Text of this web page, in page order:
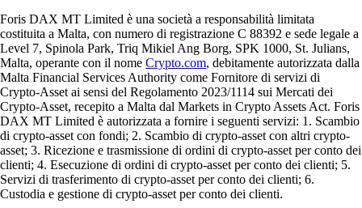
Foris DAX MT Limited è una società a responsabilità limitata
costituita a Malta, con numero di registrazione C 88392 e sede legale a
Level 7, Spinola Park, Triq Mikiel Ang Borg, SPK 1000, St. Julians,
Malta, operante con il nome Crypto.com, debitamente autorizzata dalla
Malta Financial Services Authority come Fornitore di servizi di
Crypto-Asset ai sensi del Regolamento 2023/1114 sui Mercati dei
Crypto-Asset, recepito a Malta dal Markets in Crypto Assets Act. Foris
DAX MT Limited è autorizzata a fornire i seguenti servizi: 1. Scambio
di crypto-asset con fondi; 2. Scambio di crypto-asset con altri crypto-
asset; 3. Ricezione e trasmissione di ordini di crypto-asset per conto dei
clienti; 4. Esecuzione di ordini di crypto-asset per conto dei clienti; 5.
Servizi di trasferimento di crypto-asset per conto dei clienti; 6.
Custodia e gestione di crypto-asset per conto dei clienti.